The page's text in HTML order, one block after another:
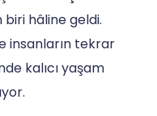
hâline geldi.
insanların tekrar
kalıcı yaşam